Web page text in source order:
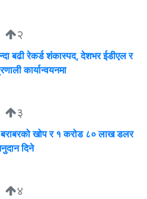
२
बढी रेकर्ड शंकास्पद, देशभर ईडीएल र
कार्यान्वयनमा
३
खोप र १ करोड ८० लाख डलर
दिने
४